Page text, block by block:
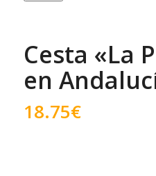
Cesta «La
en
18.75€